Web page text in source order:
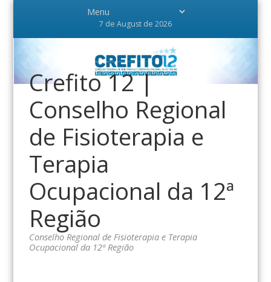
7 de August de 2026
Crefito 12 |
Conselho Regional
de Fisioterapia e
Terapia
Ocupacional da 12ª
Região
Conselho Regional de Fisioterapia e Terapia
Ocupacional da 12ª Região